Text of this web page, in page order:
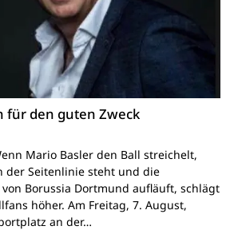
für den guten Zweck
Mario Basler den Ball streichelt,
der Seitenlinie steht und die
Borussia Dortmund aufläuft, schlägt
höher. Am Freitag, 7. August,
an der…